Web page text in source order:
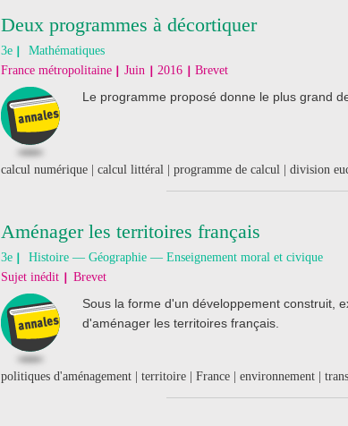
Deux programmes à décortiquer
3e
Mathématiques
France métropolitaine Juin 2016 Brevet
Le programme proposé donne le plus grand
calcul numérique | calcul littéral | programme de calcul | division
Aménager les territoires français
3e
Histoire — Géographie — Enseignement moral et civique
Sujet inédit Brevet
Sous la forme d'un développement construit,
d'aménager les territoires français.
politiques d'aménagement | territoire | France | environnement |